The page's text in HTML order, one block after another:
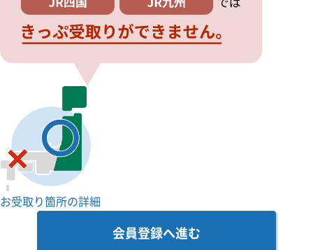
お受取り箇所の詳細
会員登録へ進む